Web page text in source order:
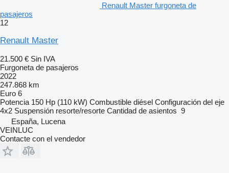
Renault Master furgoneta de
pasajeros
12
Renault Master
21.500 € Sin IVA
Furgoneta de pasajeros
2022
247.868 km
Euro 6
Potencia 150 Hp (110 kW) Combustible diésel Configuración del eje
4x2 Suspensión resorte/resorte Cantidad de asientos 9
España, Lucena
VEINLUC
Contacte con el vendedor